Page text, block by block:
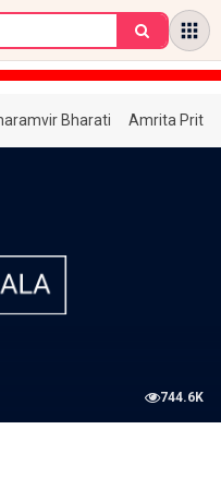
Bharati Amrita
744.6K